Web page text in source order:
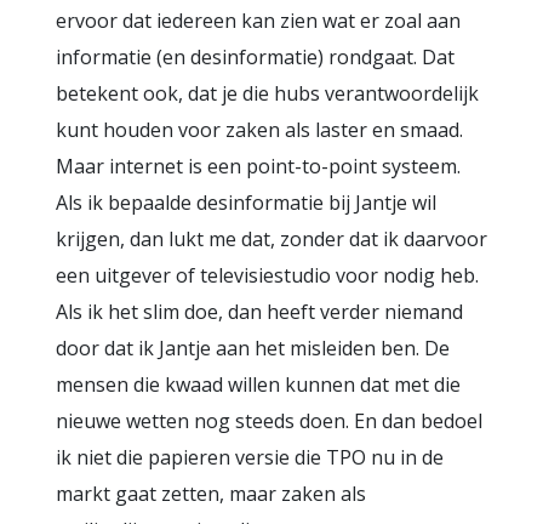
ervoor dat iedereen kan zien wat er zoal aan
informatie (en desinformatie) rondgaat. Dat
betekent ook, dat je die hubs verantwoordelijk
kunt houden voor zaken als laster en smaad.
Maar internet is een point-to-point systeem.
Als ik bepaalde desinformatie bij Jantje wil
krijgen, dan lukt me dat, zonder dat ik daarvoor
een uitgever of televisiestudio voor nodig heb.
Als ik het slim doe, dan heeft verder niemand
door dat ik Jantje aan het misleiden ben. De
mensen die kwaad willen kunnen dat met die
nieuwe wetten nog steeds doen. En dan bedoel
ik niet die papieren versie die TPO nu in de
markt gaat zetten, maar zaken als